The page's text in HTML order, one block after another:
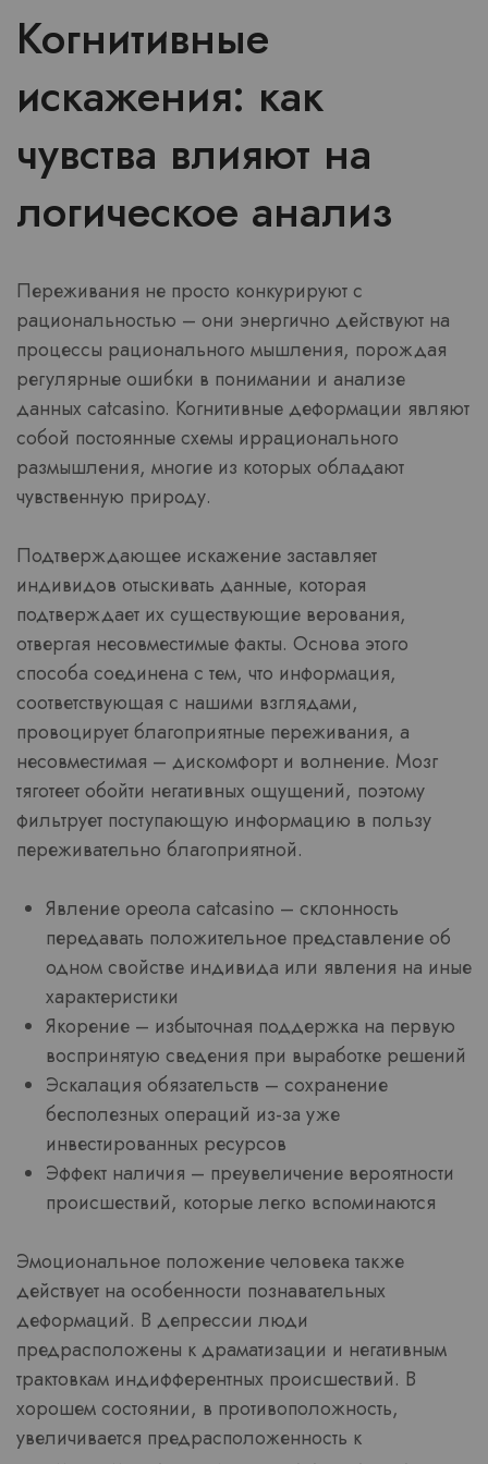
Когнитивные
искажения: как
чувства влияют на
логическое анализ
Переживания не просто конкурируют с
рациональностью – они энергично действуют на
процессы рационального мышления, порождая
регулярные ошибки в понимании и анализе
данных catcasino. Когнитивные деформации являют
собой постоянные схемы иррационального
размышления, многие из которых обладают
чувственную природу.
Подтверждающее искажение заставляет
индивидов отыскивать данные, которая
подтверждает их существующие верования,
отвергая несовместимые факты. Основа этого
способа соединена с тем, что информация,
соответствующая с нашими взглядами,
провоцирует благоприятные переживания, а
несовместимая – дискомфорт и волнение. Мозг
тяготеет обойти негативных ощущений, поэтому
фильтрует поступающую информацию в пользу
переживательно благоприятной.
Явление ореола catcasino – склонность
передавать положительное представление об
одном свойстве индивида или явления на иные
характеристики
Якорение – избыточная поддержка на первую
воспринятую сведения при выработке решений
Эскалация обязательств – сохранение
бесполезных операций из-за уже
инвестированных ресурсов
Эффект наличия – преувеличение вероятности
происшествий, которые легко вспоминаются
Эмоциональное положение человека также
действует на особенности познавательных
деформаций. В депрессии люди
предрасположены к драматизации и негативным
трактовкам индифферентных происшествий. В
хорошем состоянии, в противоположность,
увеличивается предрасположенность к